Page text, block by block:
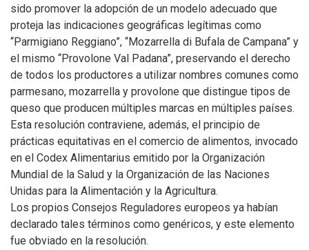
sido promover la adopción de un modelo adecuado que
proteja las indicaciones geográficas legítimas como
“Parmigiano Reggiano”, “Mozarrella di Bufala de Campana” y
el mismo “Provolone Val Padana”, preservando el derecho
de todos los productores a utilizar nombres comunes como
parmesano, mozarrella y provolone que distingue tipos de
queso que producen múltiples marcas en múltiples países.
Esta resolución contraviene, además, el principio de
prácticas equitativas en el comercio de alimentos, invocado
en el Codex Alimentarius emitido por la Organización
Mundial de la Salud y la Organización de las Naciones
Unidas para la Alimentación y la Agricultura.
Los propios Consejos Reguladores europeos ya habían
declarado tales términos como genéricos, y este elemento
fue obviado en la resolución.